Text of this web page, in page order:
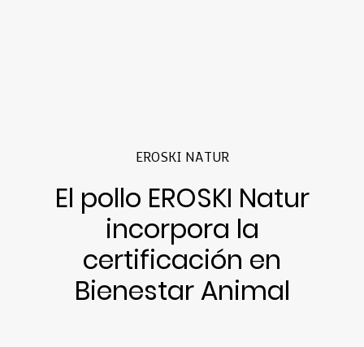
EROSKI NATUR
El pollo EROSKI Natur
incorpora la
certificación en
Bienestar Animal